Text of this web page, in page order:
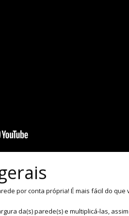
por conta própria! É mais fácil do
da(s) parede(s) e multiplicá-las,